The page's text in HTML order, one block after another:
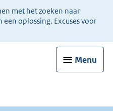
met het zoeken naar
oplossing. Excuses voor
Menu